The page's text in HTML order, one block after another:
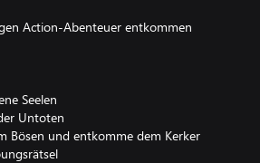
Action-Abenteuer entkommen
Seelen
Untoten
Bösen und entkomme dem Kerker